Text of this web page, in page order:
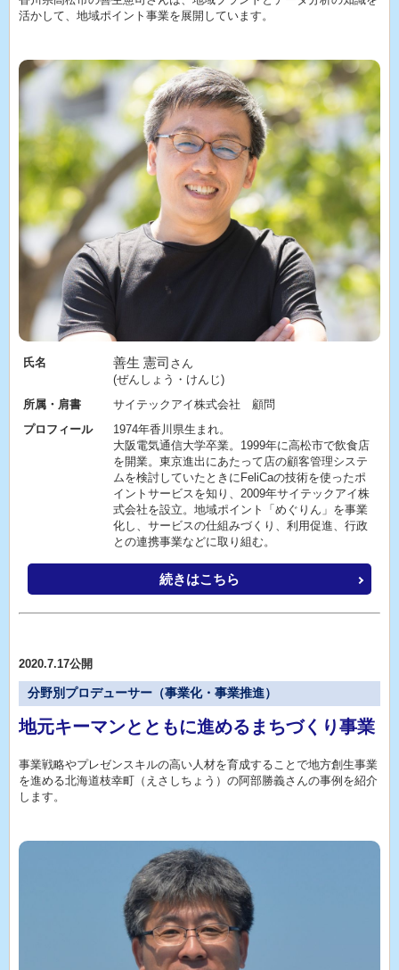
活かして、地域ポイント事業を展開しています。
氏名 善生 憲司 さん
(ぜんしょう・けんじ)
所属・肩書
サイテックアイ株式会社 顧問
プロフィール
1974年香川県生まれ。
大阪電気通信大学卒業。1999年に高松市で飲食店
を開業。東京進出にあたって店の顧客管理システ
ムを検討していたときにFeliCaの技術を使ったポ
イントサービスを知り、2009年サイテックアイ株
式会社を設立。地域ポイント「めぐりん」を事業
化し、サービスの仕組みづくり、利用促進、行政
との連携事業などに取り組む。
続きはこちら
2020.7.17公開
分野別プロデューサー（事業化・事業推進）
地元キーマンとともに進めるまちづくり事業
事業戦略やプレゼンスキルの高い人材を育成することで地方創生事業
を進める北海道枝幸町（えさしちょう）の阿部勝義さんの事例を紹介
します。